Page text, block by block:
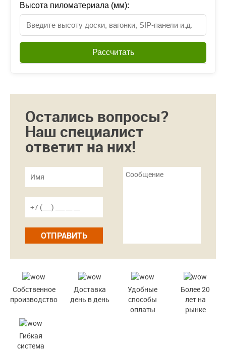
Высота пиломатериала (мм):
Рассчитать
Остались вопросы?
Наш специалист
ответит на них!
ОТПРАВИТЬ
Собственное
производство
Доставка
день в день
Удобные
способы
оплаты
Более 20
лет на
рынке
Гибкая
система